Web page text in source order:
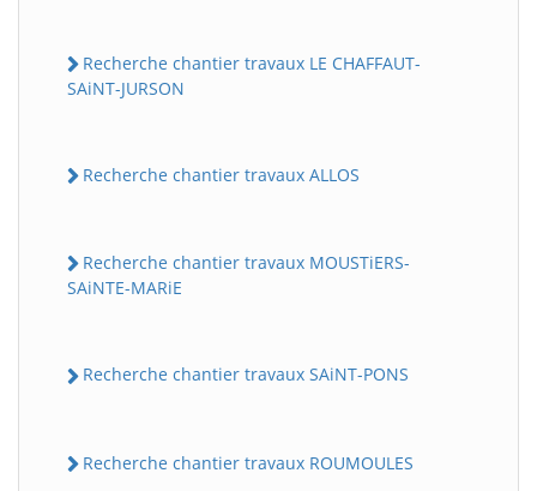
Recherche chantier travaux LE CHAFFAUT-
SAiNT-JURSON
Recherche chantier travaux ALLOS
Recherche chantier travaux MOUSTiERS-
SAiNTE-MARiE
Recherche chantier travaux SAiNT-PONS
Recherche chantier travaux ROUMOULES